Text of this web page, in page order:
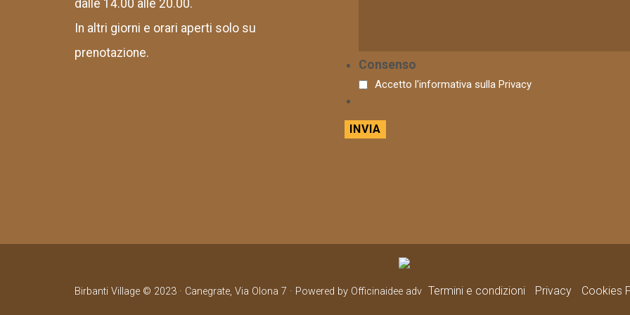
dalle 14.00 alle 20.00.
In altri giorni e orari aperti solo su
prenotazione.
Consenso
Accetto l'informativa sulla Privacy
Birbanti Village © 2023 · Canegrate, Via Olona 7 · Powered by Officinaidee adv Termini e condizioni Privacy Cookies